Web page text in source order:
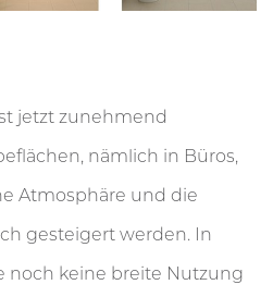
jetzt zunehmend
nämlich in Büros,
Atmosphäre und die
gesteigert werden. In
noch keine breite Nutzung